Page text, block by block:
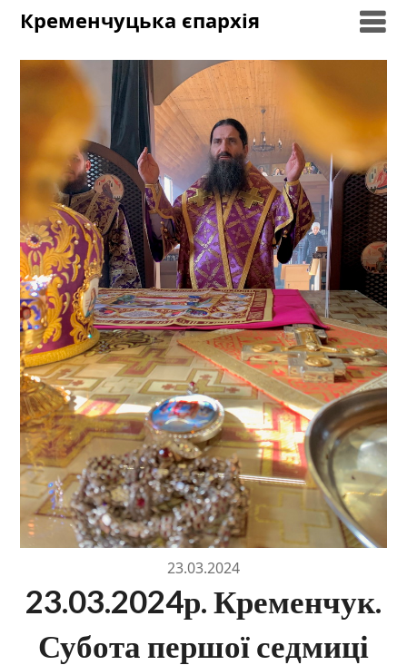
SkipКременчуцька єпархія
23.03.2024
23.03.2024р. Кременчук.
Субота першої седмиці